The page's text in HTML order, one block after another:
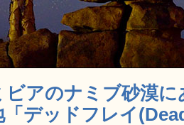
ビアのナミブ砂漠
「デッドフレイ